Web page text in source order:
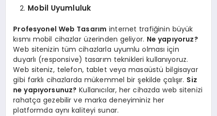
Mobil Uyumluluk
Profesyonel Web Tasarım internet trafiğinin büyük
kısmı mobil cihazlar üzerinden geliyor. Ne yapıyoruz?
Web sitenizin tüm cihazlarla uyumlu olması için
duyarlı (responsive) tasarım teknikleri kullanıyoruz.
Web siteniz, telefon, tablet veya masaüstü bilgisayar
gibi farklı cihazlarda mükemmel bir şekilde çalışır. Siz
ne yapıyorsunuz? Kullanıcılar, her cihazda web sitenizi
rahatça gezebilir ve marka deneyiminiz her
platformda aynı kaliteyi sunar.